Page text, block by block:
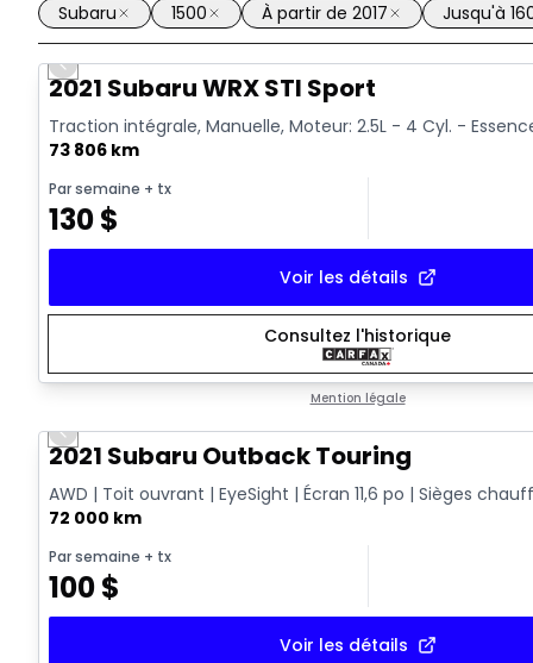
Subaru 1500 À partir de 2017 Jusqu'à
Vidéo disponible
Previous slide
2021 Subaru WRX STI Sport
Traction intégrale, Manuelle, Moteur: 2.5L - 4 Cyl. -
73 806 km
Par semaine + tx
130$
Voir les détails
Consultez l'historique
Mention légale
Previous slide
2021 Subaru Outback Touring
AWD | Toit ouvrant | EyeSight | Écran 11,6 po | Sièges
72 000 km
Par semaine + tx
100$
Voir les détails